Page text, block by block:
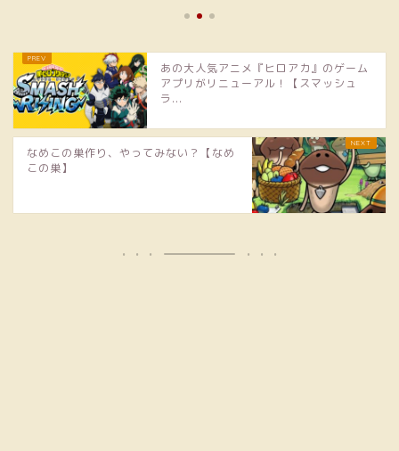
あの大人気アニメ『ヒロアカ』のゲーム
アプリがリニューアル！【スマッシュ
ラ...
なめこの巣作り、やってみない？【なめ
この巣】